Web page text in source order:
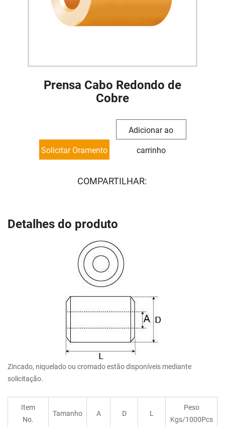
Prensa Cabo Redondo de
Cobre
Solicitar Oramento
Adicionar ao
carrinho
COMPARTILHAR:
Detalhes do produto
Zincado, niquelado ou cromado estão disponíveis mediante
solicitação.
Item
No.
Tamanho A D L
Peso
Kgs/1000Pcs